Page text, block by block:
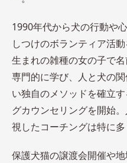
1990年代から犬の行動や
しつけのボランティア活
生まれの雑種の女の子で
専門的に学び、人と犬の
い独自のメソッドを確立
グカウンセリングを開始
視したコーチングは特に多
保護犬猫の譲渡会開催や